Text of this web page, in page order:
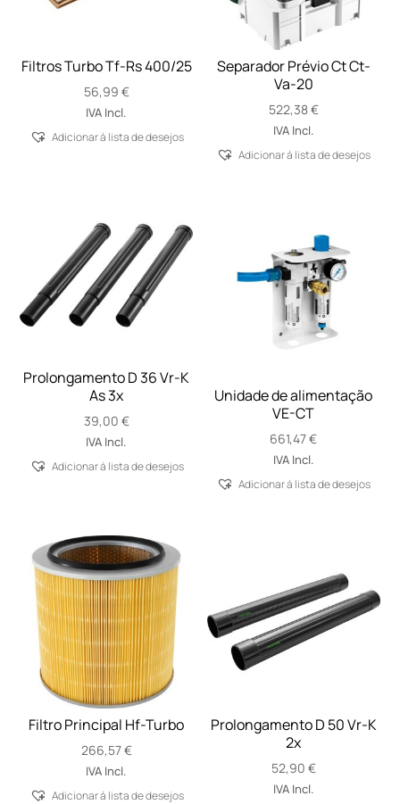
Filtros Turbo Tf-Rs 400/25
56,99 €
IVA Incl.
Adicionar á lista de desejos
Separador Prévio Ct Ct-
Va-20
522,38€
IVA Incl.
Adicionar á lista de desejos
Prolongamento D 36 Vr-K
As 3x
39,00 €
IVA Incl.
Adicionar á lista de desejos
Unidade de alimentação
VE-CT
661,47€
IVA Incl.
Adicionar á lista de desejos
Filtro Principal Hf-Turbo
266,57€
IVA Incl.
Adicionar á lista de desejos
Prolongamento D 50 Vr-K
2x
52,90 €
IVA Incl.